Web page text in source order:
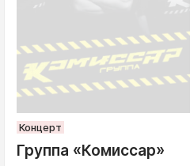
Концерт
Группа «Комиссар»